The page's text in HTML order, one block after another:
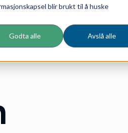
blir brukt til å huske
Godta alle Avslå alle